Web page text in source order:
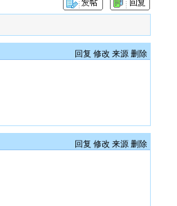
回复 修改 来源 删除
回复 修改 来源 删除